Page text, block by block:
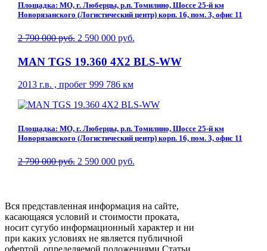
Площадка: МО, г. Люберцы, р.п. Томилино, Шоссе 25-й км
Новорязанского (Логистический центр) корп. 16, пом. 3, офис 11
2 790 000 руб. 2 590 000 руб.
MAN TGS 19.360 4X2 BLS-WW
2013 г.в. , пробег 999 786 км
Площадка: МО, г. Люберцы, р.п. Томилино, Шоссе 25-й км
Новорязанского (Логистический центр) корп. 16, пом. 3, офис 11
2 790 000 руб. 2 590 000 руб.
Вся представленная информация на сайте,
касающаяся условий и стоимости проката,
носит сугубо информационный характер и ни
при каких условиях не является публичной
офертой, определяемой положениями Статьи